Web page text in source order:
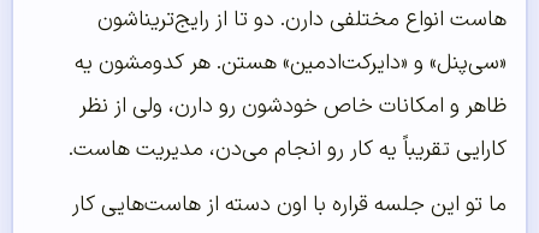
هاست انواع مختلفی دارن. دو تا از رایج‌تریناشون
«سی‌پنل» و «دایرکت‌ادمین» هستن. هر کدومشون یه
ظاهر و امکانات خاص خودشون رو دارن، ولی از نظر
کارایی تقریباً یه کار رو انجام می‌دن، مدیریت هاست.
ما تو این جلسه قراره با اون دسته از هاست‌هایی کار